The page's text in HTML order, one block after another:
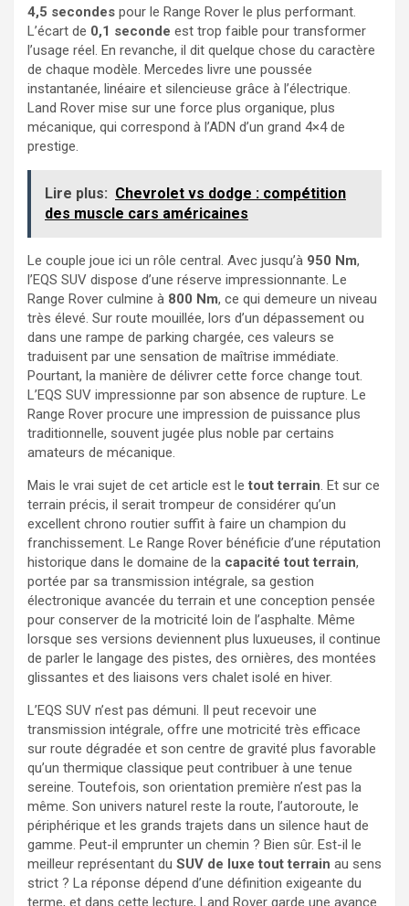
4,5 secondes pour le Range Rover le plus performant.
L’écart de 0,1 seconde est trop faible pour transformer
l’usage réel. En revanche, il dit quelque chose du caractère
de chaque modèle. Mercedes livre une poussée
instantanée, linéaire et silencieuse grâce à l’électrique.
Land Rover mise sur une force plus organique, plus
mécanique, qui correspond à l’ADN d’un grand 4×4 de
prestige.
Lire plus: Chevrolet vs dodge : compétition
des muscle cars américaines
Le couple joue ici un rôle central. Avec jusqu’à 950 Nm,
l’EQS SUV dispose d’une réserve impressionnante. Le
Range Rover culmine à 800 Nm, ce qui demeure un niveau
très élevé. Sur route mouillée, lors d’un dépassement ou
dans une rampe de parking chargée, ces valeurs se
traduisent par une sensation de maîtrise immédiate.
Pourtant, la manière de délivrer cette force change tout.
L’EQS SUV impressionne par son absence de rupture. Le
Range Rover procure une impression de puissance plus
traditionnelle, souvent jugée plus noble par certains
amateurs de mécanique.
Mais le vrai sujet de cet article est letout terrain. Et sur ce
terrain précis, il serait trompeur de considérer qu’un
excellent chrono routier suffit à faire un champion du
franchissement. Le Range Rover bénéficie d’une réputation
historique dans le domaine de la capacité tout terrain,
portée par sa transmission intégrale, sa gestion
électronique avancée du terrain et une conception pensée
pour conserver de la motricité loin de l’asphalte. Même
lorsque ses versions deviennent plus luxueuses, il continue
de parler le langage des pistes, des ornières, des montées
glissantes et des liaisons vers chalet isolé en hiver.
L’EQS SUV n’est pas démuni. Il peut recevoir une
transmission intégrale, offre une motricité très efficace
sur route dégradée et son centre de gravité plus favorable
qu’un thermique classique peut contribuer à une tenue
sereine. Toutefois, son orientation première n’est pas la
même. Son univers naturel reste la route, l’autoroute, le
périphérique et les grands trajets dans un silence haut de
gamme. Peut-il emprunter un chemin ? Bien sûr. Est-il le
meilleur représentant du SUV de luxe tout terrain au sens
strict ? La réponse dépend d’une définition exigeante du
terme, et dans cette lecture, Land Rover garde une avance